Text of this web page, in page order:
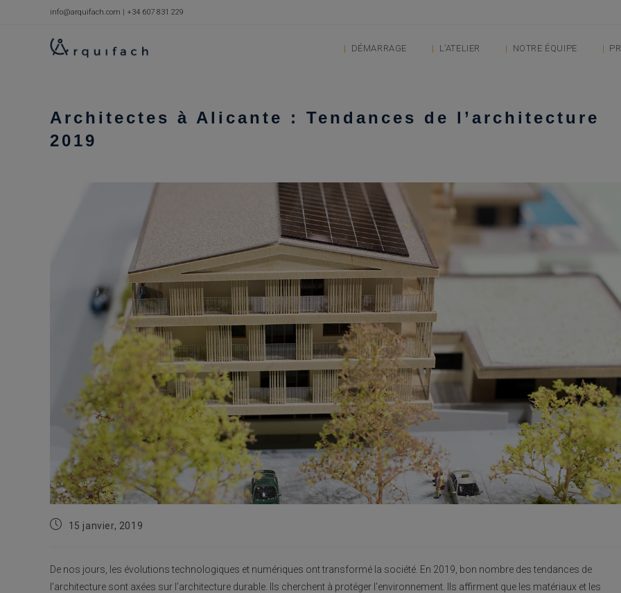
info@arquifach.com | +34 607 831 229
DÉMARRAGE L’ATELIER NOTRE ÉQUIPE
Architectes à Alicante : Tendances de l’architecture
2019
Publication
15 janvier, 2019
De nos jours, les évolutions technologiques et numériques ont transformé la société. En 2019, bon nombre des tendances de
l’architecture sont axées sur l’architecture durable. Ils cherchent à protéger l’environnement. Ils affirment que les matériaux et les